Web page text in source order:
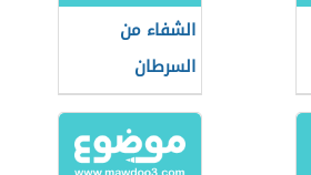
الشفاء من
السرطان